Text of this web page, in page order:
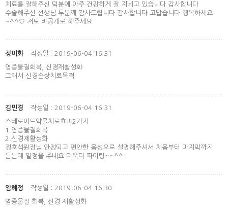
치료를 잘해주신 덕분에 아주 건강하게 잘 지네고 있습니다 감사합니다
수술해주신 선생님 두분께 감사드립니다 감사합니다 고맙습니다 행복하세요
~^^♡ 저도 비공개로 해주세요
정미화 작성일 : 2019-06-04 16:31
염증물질회복, 신경재활성화
그래서 신경손상치료목적
김민경 작성일 : 2019-06-04 16:31
스테로이드약물치료효과2가지
1.염증물질회복
2.신경제활성화
정호석원장님 안정되고 편안한 음성으로 설명해주셔서 처음부터 마지막까지
듣는데 열정을 주네요 더욱더 파이팅~~^^
임혜정 작성일 : 2019-06-04 16:30
염증물질 회복, 신경 재활성화